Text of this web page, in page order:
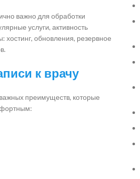
важно для обработки
услуги, активность
хостинг, обновления, резервное
к врачу
преимуществ, которые